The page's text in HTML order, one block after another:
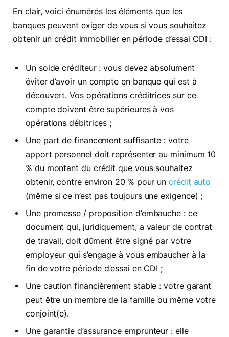
En clair, voici énumérés les éléments que les
banques peuvent exiger de vous si vous souhaitez
obtenir un crédit immobilier en période d’essai CDI :
Un solde créditeur : vous devez absolument
éviter d’avoir un compte en banque qui est à
découvert. Vos opérations créditrices sur ce
compte doivent être supérieures à vos
opérations débitrices ;
Une part de financement suffisante : votre
apport personnel doit représenter au minimum 10
% du montant du crédit que vous souhaitez
obtenir, contre environ 20 % pour uncrédit auto
(même si ce n’est pas toujours une exigence) ;
Une promesse / proposition d’embauche : ce
document qui, juridiquement, a valeur de contrat
de travail, doit dûment être signé par votre
employeur qui s’engage à vous embaucher à la
fin de votre période d’essai en CDI ;
Une caution financièrement stable : votre garant
peut être un membre de la famille ou même votre
conjoint(e).
Une garantie d’assurance emprunteur : elle